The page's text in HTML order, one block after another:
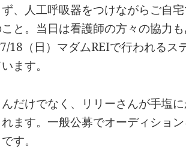
、人工呼吸器をつけながらご自
と。当日は看護師の方々の協力
18（日）マダムREIで行われるス
ます。
だけでなく、リリーさんが手塩
ます。一般公募でオーディショ
す。